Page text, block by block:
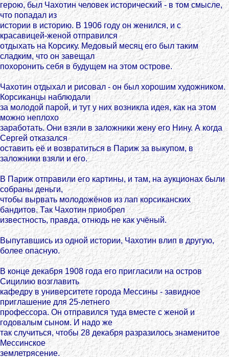
герою, был Чахотин человек исторический - в том смысле,
что попадал из
истории в историю. В 1906 году он женился, и с
красавицей-женой отправился
отдыхать на Корсику. Медовый месяц его был таким
сладким, что он завещал
похоронить себя в будущем на этом острове.
Чахотин отдыхал и рисовал - он был хорошим художником.
Корсиканцы наблюдали
за молодой парой, и тут у них возникла идея, как на этом
можно неплохо
заработать. Они взяли в заложники жену его Нину. А когда
Сергей отказался
оставить её и возвратиться в Париж за выкупом, в
заложники взяли и его.
В Париж отправили его картины, и там, на аукционах были
собраны деньги,
чтобы вырвать молодожёнов из лап корсиканских
бандитов. Так Чахотин приобрел
известность, правда, отнюдь не как учёный.
Выпутавшись из одной истории, Чахотин влип в другую,
более опасную.
В конце декабря 1908 года его пригласили на остров
Сицилию возглавить
кафедру в университете города Мессины - завидное
приглашение для 25-летнего
профессора. Он отправился туда вместе с женой и
годовалым сыном. И надо же
так случиться, чтобы 28 декабря разразилось знаменитое
Мессинское
землетрясение.